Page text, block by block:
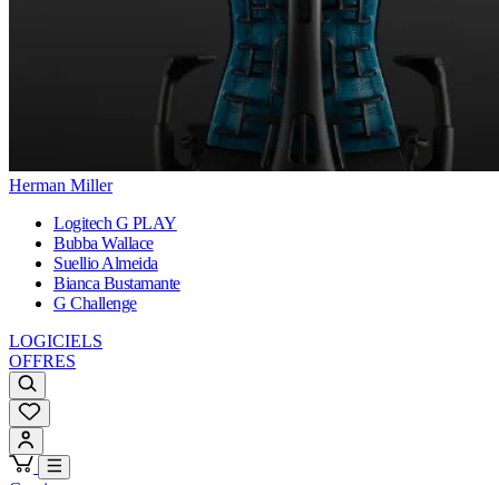
Herman Miller
Logitech G PLAY
Bubba Wallace
Suellio Almeida
Bianca Bustamante
G Challenge
LOGICIELS
OFFRES